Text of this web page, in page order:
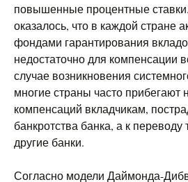
повышенные процентные
оказалось, что в каждой стране
фондами гарантирования
недостаточно для компенсации
случае возникновения
многие страны часто прибегают
компенсаций вкладчикам,
банкротства банка, а к переводу
другие банки.
Согласно модели Даймонда-